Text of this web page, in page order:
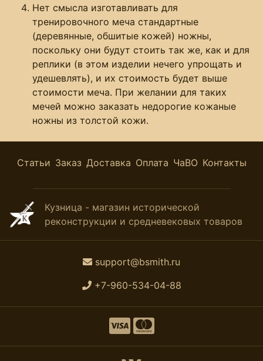
Нет смысла изготавливать для
тренировочного меча стандартные
(деревянные, обшитые кожей) ножны,
поскольку они будут стоить так же, как и для
реплики (в этом изделии нечего упрощать и
удешевлять), и их стоимость будет выше
стоимости меча. При желании для таких
мечей можно заказать недорогие кожаные
ножны из толстой кожи.
Статьи Заказ Доставка Оплата ЧаВО Контакты
Кузница - магазин исторической
реконструкции и средневековых товаров
support@bsmith.ru
+7-960-534-04-88